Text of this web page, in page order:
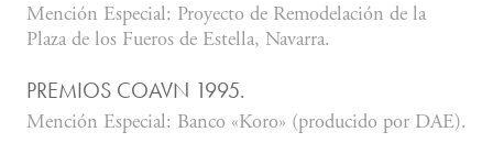
Mención Especial: Proyecto de Remodelación de la
Plaza de los Fueros de Estella, Navarra.
PREMIOS COAVN 1995.
Mención Especial: Banco «Koro» (producido por DAE).